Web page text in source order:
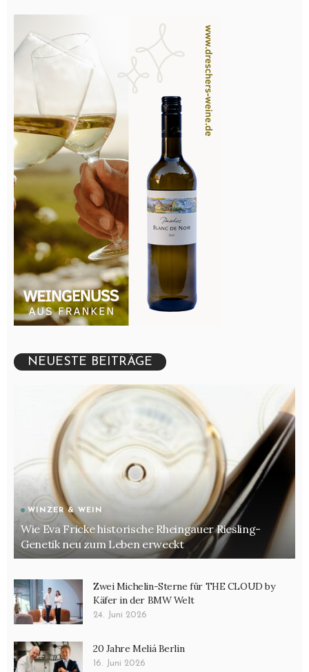
NEUESTE BEITRÄGE
WINZER & WEIN
Wie Eva Fricke historische Rheingauer Riesling-
Genetik neu zum Leben erweckt
Zwei Michelin-Sterne für THE CLOUD by
Käfer in der BMW Welt
24. Juni 2026
20 Jahre Meliá Berlin
16. Juni 2026